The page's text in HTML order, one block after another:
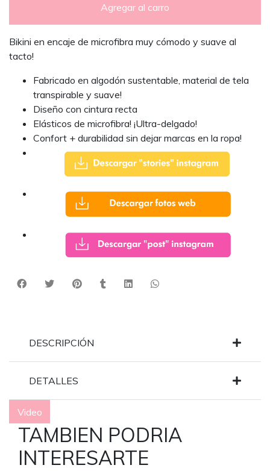
Agregar al carro
Bikini en encaje de microfibra muy cómodo y suave al
tacto!
Fabricado en algodón sustentable, material de tela
transpirable y suave!
Diseño con cintura recta
Elásticos de microfibra! ¡Ultra-delgado!
Confort + durabilidad sin dejar marcas en la ropa!
DESCRIPCIÓN
DETALLES
Video
TAMBIEN PODRIA
INTERESARTE